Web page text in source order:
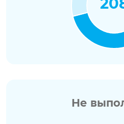
Не